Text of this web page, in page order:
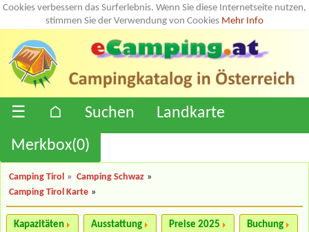
Cookies verbessern das Surferlebnis. Wenn Sie diese Internetseite nutzen,
stimmen Sie der Verwendung von Cookies Mehr Info
☰ ⌂ Suchen
Landkarte
Merkbox(0)
Camping Tirol » Camping Schwaz »
Camping Tirol Karte »
Kapazitäten Ausstattung Preise 2025 Buchung